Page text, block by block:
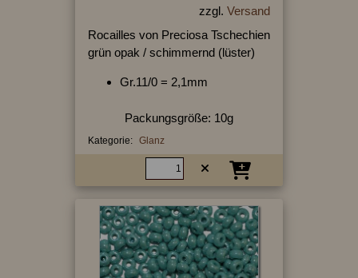
zzgl. Versand
Rocailles von Preciosa Tschechien
grün opak / schimmernd (lüster)
Gr.11/0 = 2,1mm
Packungsgröße: 10g
Kategorie: Glanz